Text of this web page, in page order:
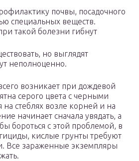
почвы, посадочного
специальных веществ.
такой болезни гибнут
но выглядят
неполноценно.
возникает при дождевой
серого цвета с черными
на стеблях возле корней и на
начинает сначала увядать, а
бороться с этой проблемой, в
кислые грунты требуют
Все зараженные экземпляры